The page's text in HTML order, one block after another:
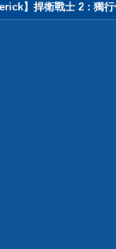
】捍衛戰士 2 : 獨